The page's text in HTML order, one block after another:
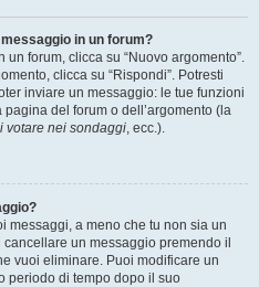
in un forum?
forum, clicca su “Nuovo argomento”.
clicca su “Rispondi”. Potresti
inviare un messaggio: le tue funzioni
del forum o dell’argomento (la
votare nei sondaggi, ecc.).
messaggi, a meno che tu non sia un
un messaggio premendo il
vuoi eliminare. Puoi modificare un
periodo di tempo dopo il suo